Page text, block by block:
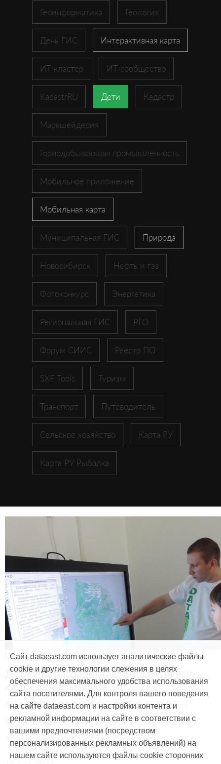
Геоинформатика Геология
День ГИС Интерактивная карта
ИТ-кластер ИТ-сообщество
KadastrRU Дети Кадастр
Маркшейдерия
Горнодобывающая промышленность
Мобильное приложение
Мобильная карта
Муниципальная ГИС Природа
Новосибирск Нефть и газ
Фотоконкурс Энергетика
Региональная ГИС РГО
Форум СИИС Реестр ПО
SXF Tools Туризм
Транспорт Путеводитель
Сельское хозяйство Карта РУ
Карта РУ Рыбалка
Продукты и услуги
Дата Ист разработала интерактивную
карту для краеведов
#CarryMap #Интерактивная карта #ArcGIS
#Природа #Дети #География
#Мобильная карта #Веб-приложение
Сайт dataeast.com использует аналитические файлы
cookie и другие технологии слежения в целях
обеспечения максимального удобства использования
сайта посетителями. Для контроля вашего поведения
на сайте dataeast.com и настройки контента и
рекламной информации на сайте в соответствии с
вашими предпочтениями (посредством
персонализированных рекламных объявлений) на
нашем сайте используются файлы cookie сторонних